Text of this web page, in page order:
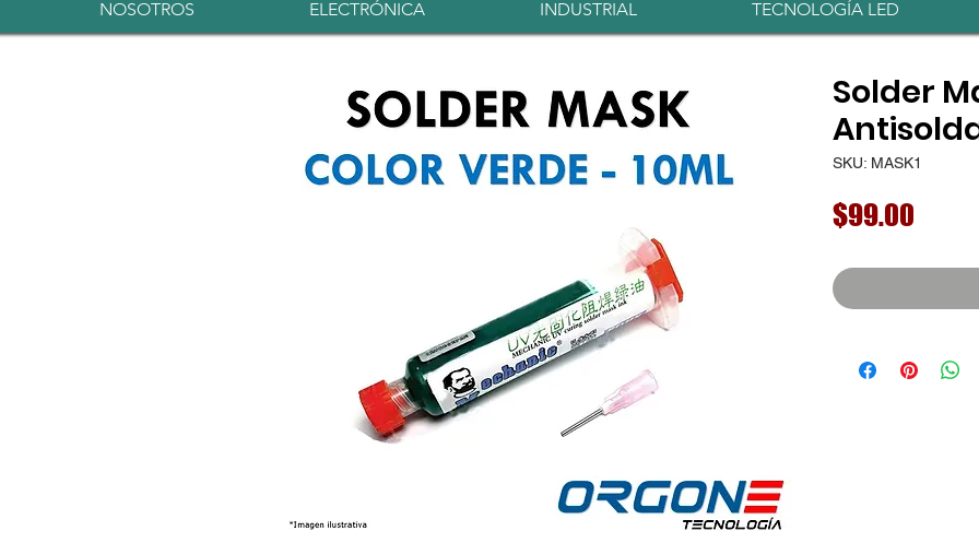
NOSOTROS ELECTRÓNICA INDUSTRIAL TECNOLOGÍA LED
Solder
SKU: MASK1
$99.00